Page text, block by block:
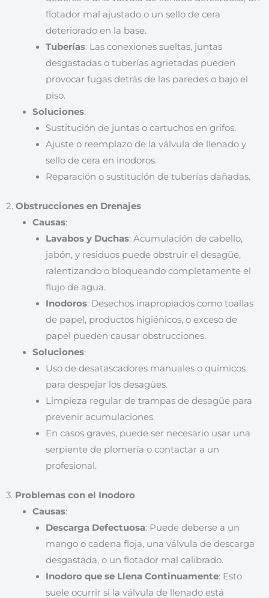
flotador mal ajustado o un sello de cera
deteriorado en la base.
Tuberías: Las conexiones sueltas, juntas
desgastadas o tuberías agrietadas pueden
provocar fugas detrás de las paredes o bajo el
piso.
Soluciones:
Sustitución de juntas o cartuchos en grifos.
Ajuste o reemplazo de la válvula de llenado y
sello de cera en inodoros.
Reparación o sustitución de tuberías dañadas.
2. Obstrucciones en Drenajes
Causas:
Lavabos y Duchas: Acumulación de cabello,
jabón, y residuos puede obstruir el desagüe,
ralentizando o bloqueando completamente el
flujo de agua.
Inodoros: Desechos inapropiados como toallas
de papel, productos higiénicos, o exceso de
papel pueden causar obstrucciones.
Soluciones:
Uso de desatascadores manuales o químicos
para despejar los desagües.
Limpieza regular de trampas de desagüe para
prevenir acumulaciones.
En casos graves, puede ser necesario usar una
serpiente de plomería o contactar a un
profesional.
3. Problemas con el Inodoro
Causas:
Descarga Defectuosa: Puede deberse a un
mango o cadena floja, una válvula de descarga
desgastada, o un flotador mal calibrado.
Inodoro que se Llena Continuamente: Esto
suele ocurrir si la válvula de llenado está